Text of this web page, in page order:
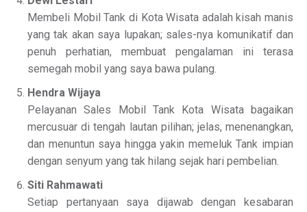
Membeli Mobil Tank di Kota Wisata adalah kisah manis
yang tak akan saya lupakan; sales-nya komunikatif dan
penuh perhatian, membuat pengalaman ini terasa
semegah mobil yang saya bawa pulang.
Hendra Wijaya
Pelayanan Sales Mobil Tank Kota Wisata bagaikan
mercusuar di tengah lautan pilihan; jelas, menenangkan,
dan menuntun saya hingga yakin memeluk Tank impian
dengan senyum yang tak hilang sejak hari pembelian.
Siti Rahmawati
Setiap pertanyaan saya dijawab dengan kesabaran